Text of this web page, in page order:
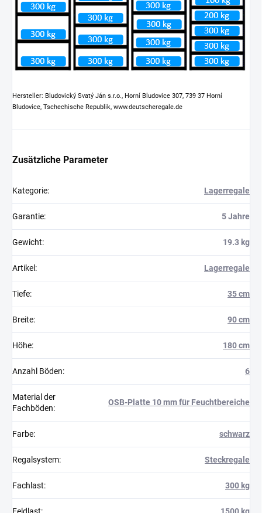
Hersteller: Bludovický Svatý Ján s.r.o., Horní Bludovice 307, 739 37 Horní
Bludovice, Tschechische Republik, www.deutscheregale.de
Zusätzliche Parameter
Kategorie: Lagerregale
Garantie: 5 Jahre
Gewicht: 19.3 kg
Artikel : Lagerregale
Tiefe: 35 cm
Breite: 90 cm
Höhe: 180 cm
Anzahl Böden: 6
Material der
Fachböden:
OSB-Platte 10 mm für Feuchtbereiche
Farbe: schwarz
Regalsystem: Steckregale
Fachlast: 300 kg